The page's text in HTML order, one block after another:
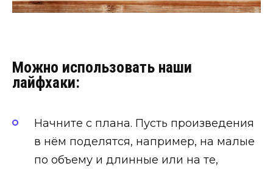
Можно использовать наши
лайфхаки:
Начните с плана. Пусть произведения
в нём поделятся, например, на малые
по объему и длинные или на те,